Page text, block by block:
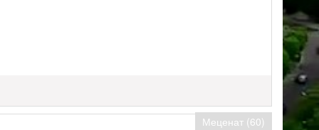
Меценат (60)